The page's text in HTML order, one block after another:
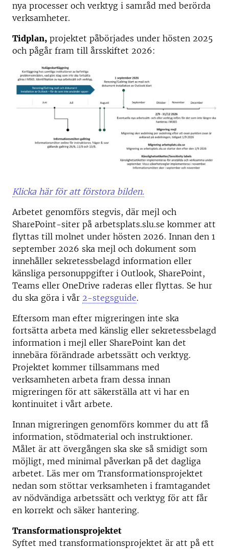
nya processer och verktyg i samråd med berörda
verksamheter.
Tidplan, projektet påbörjades under hösten 2025
och pågår fram till årsskiftet 2026:
Klicka här för att förstora bilden.
Arbetet genomförs stegvis, där mejl och
SharePoint-siter på arbetsplats.slu.se kommer att
flyttas till molnet under hösten 2026. Innan den 1
september 2026 ska mejl och dokument som
innehåller sekretessbelagd information eller
känsliga personuppgifter i Outlook, SharePoint,
Teams eller OneDrive raderas eller flyttas. Se hur
du ska göra i vår 2-stegsguide.
Eftersom man efter migreringen inte ska
fortsätta arbeta med känslig eller sekretessbelagd
information i mejl eller SharePoint kan det
innebära förändrade arbetssätt och verktyg.
Projektet kommer tillsammans med
verksamheten arbeta fram dessa innan
migreringen för att säkerställa att vi har en
kontinuitet i vårt arbete.
Innan migreringen genomförs kommer du att få
information, stödmaterial och instruktioner.
Målet är att övergången ska ske så smidigt som
möjligt, med minimal påverkan på det dagliga
arbetet. Läs mer om Transformationsprojektet
nedan som stöttar verksamheten i framtagandet
av nödvändiga arbetssätt och verktyg för att får
en korrekt och säker hantering.
Transformationsprojektet
Syftet med transformationsprojektet är att på ett